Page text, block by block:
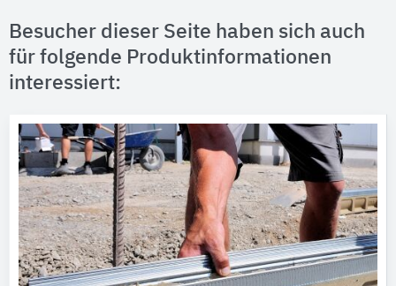
Besucher dieser Seite haben sich auch
für folgende Produktinformationen
interessiert: